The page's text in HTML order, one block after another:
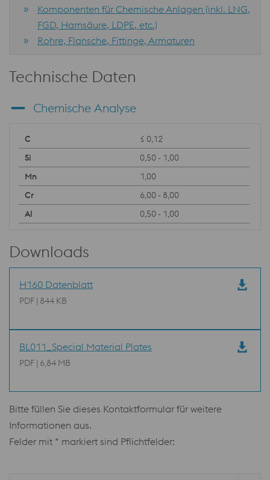
Komponenten für Chemische Anlagen (inkl. LNG,
FGD, Harnsäure, LDPE, etc.)
Rohre, Flansche, Fittinge, Armaturen
Technische Daten
Chemische Analyse
≤ 0,12
0,50 - 1,00
1,00
6,00 - 8,00
0,50 - 1,00
Downloads
H160 Datenblatt
PDF | 844 KB
BL011_Special Material Plates
PDF | 6,84 MB
Bitte füllen Sie dieses Kontaktformular für weitere
Informationen aus.
Felder mit * markiert sind Pflichtfelder: